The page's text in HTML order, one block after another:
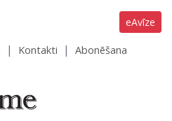
eAvīze
Kontakti
Abonēšana